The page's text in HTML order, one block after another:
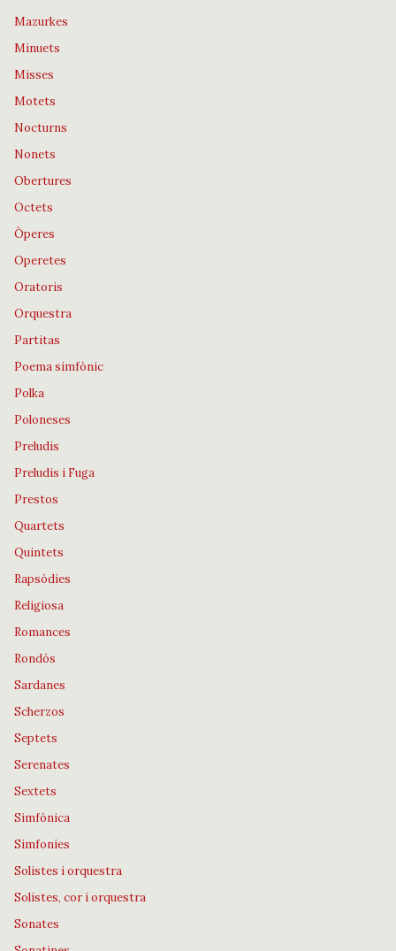
Mazurkes
Minuets
Misses
Motets
Nocturns
Nonets
Obertures
Octets
Òperes
Operetes
Oratoris
Orquestra
Partitas
Poema simfònic
Polka
Poloneses
Preludis
Preludis i Fuga
Prestos
Quartets
Quintets
Rapsòdies
Religiosa
Romances
Rondós
Sardanes
Scherzos
Septets
Serenates
Sextets
Simfònica
Simfonies
Solistes i orquestra
Solistes, cor i orquestra
Sonates